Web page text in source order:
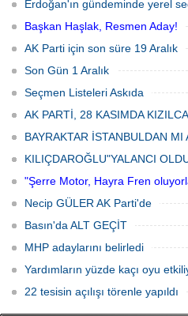
Erdoğan'ın gündeminde yerel
Başkan Haşlak, Resmen Aday!
AK Parti için son süre 19 Aralık
Son Gün 1 Aralık
Seçmen Listeleri Askıda
AK PARTİ, 28 KASIMDA
BAYRAKTAR İSTANBULDAN MI
KILIÇDAROĞLU"YALANCI
"Şerre Motor, Hayra Fren
Necip GÜLER AK Parti'de
Basın'da ALT GEÇİT
MHP adaylarını belirledi
Yardımların yüzde kaçı oyu
22 tesisin açılışı törenle yapıldı